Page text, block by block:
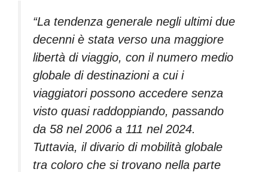
“La tendenza generale negli ultimi due
decenni è stata verso una maggiore
libertà di viaggio, con il numero medio
globale di destinazioni a cui i
viaggiatori possono accedere senza
visto quasi raddoppiando, passando
da 58 nel 2006 a 111 nel 2024.
Tuttavia, il divario di mobilità globale
tra coloro che si trovano nella parte